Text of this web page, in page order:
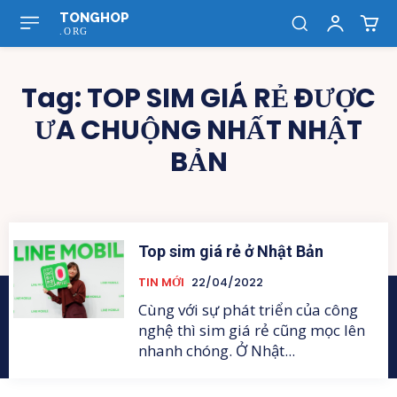
TONGHOP
.ORG
Tag:TOP SIM GIÁ RẺ ĐƯỢC
ƯA CHUỘNG NHẤT NHẬT
BẢN
Top sim giá rẻ ở Nhật Bản
TIN MỚI 22/04/2022
Cùng với sự phát triển của công
nghệ thì sim giá rẻ cũng mọc lên
nhanh chóng. Ở Nhật...